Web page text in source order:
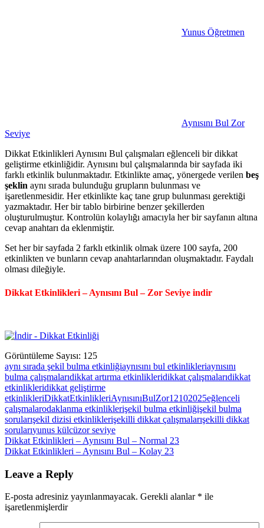
Yunus Öğretmen
Aynısını Bul Zor
Seviye
Dikkat Etkinlikleri Aynısını Bul çalışmaları eğlenceli bir dikkat
geliştirme etkinliğidir. Aynısını bul çalışmalarında bir sayfada iki
farklı etkinlik bulunmaktadır. Etkinlikte amaç, yönergede verilen beş
şeklin aynı sırada bulunduğu grupların bulunması ve
işaretlenmesidir. Her etkinlikte kaç tane grup bulunması gerektiği
yazmaktadır. Her bir tablo birbirine benzer şekillerden
oluşturulmuştur. Kontrolün kolaylığı amacıyla her bir sayfanın altına
cevap anahtarı da eklenmiştir.
Set her bir sayfada 2 farklı etkinlik olmak üzere 100 sayfa, 200
etkinlikten ve bunların cevap anahtarlarından oluşmaktadır. Faydalı
olması dileğiyle.
Dikkat Etkinlikleri – Aynısını Bul – Zor Seviye indir
Görüntüleme Sayısı: 125
aynı sırada şekil bulma etkinliğiaynısını bul etkinlikleriaynısını
bulma çalışmalarıdikkat artırma etkinlikleridikkat çalışmalarıdikkat
etkinlikleridikkat geliştirme
etkinlikleriDikkatEtkinlikleriAynısınıBulZor12102025eğlenceli
çalışmalarodaklanma etkinliklerişekil bulma etkinliğişekil bulma
sorularışekil dizisi etkinliklerişekilli dikkat çalışmalarışekilli dikkat
sorularıyunus külcüzor seviye
Yazı
gezinmesi
Previous
Post:
Dikkat Etkinlikleri – Aynısını Bul – Normal 23
Next
Dikkat Etkinlikleri – Aynısını Bul – Kolay 23
Leave a Reply
E-posta adresiniz yayınlanmayacak. Gerekli alanlar * ile
işaretlenmişlerdir